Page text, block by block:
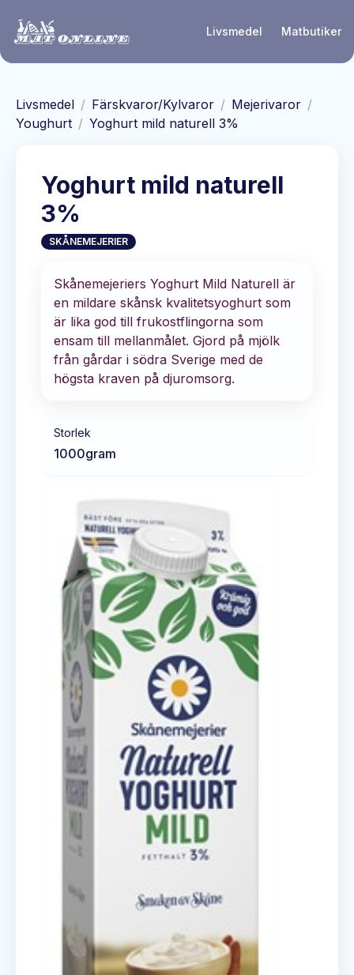
Livsmedel Matbutiker
Livsmedel / Färskvaror/Kylvaror / Mejerivaror /
Youghurt / Yoghurt mild naturell 3%
Yoghurt mild naturell
3%
SKÅNEMEJERIER
Skånemejeriers Yoghurt Mild Naturell är
en mildare skånsk kvalitetsyoghurt som
är lika god till frukostflingorna som
ensam till mellanmålet. Gjord på mjölk
från gårdar i södra Sverige med de
högsta kraven på djuromsorg.
Storlek
1000gram